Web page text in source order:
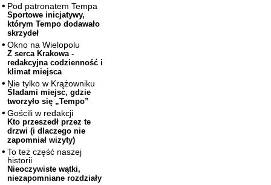
Pod patronatem Tempa
Sportowe inicjatywy,
którym Tempo dodawało
skrzydeł
Okno na Wielopolu
Z serca Krakowa -
redakcyjna codzienność i
klimat miejsca
Nie tylko w Krążowniku
Śladami miejsc, gdzie
tworzyło się „Tempo”
Gościli w redakcji
Kto przeszedł przez te
drzwi (i dlaczego nie
zapomniał wizyty)
To też część naszej
historii
Nieoczywiste wątki,
niezapomniane rozdziały